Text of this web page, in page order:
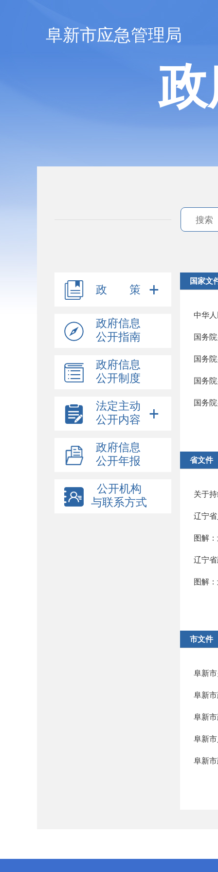
阜新市应急管理局
政 策
政府信息
公开指南
政府信息
公开制度
法定主动
公开内容
政府信息
公开年报
公开机构
与联系方式
国家文
中华
国务
国务
国务
省文件
关于
辽宁
图解
辽宁
图解
市文件
阜新
阜新
阜新
阜新